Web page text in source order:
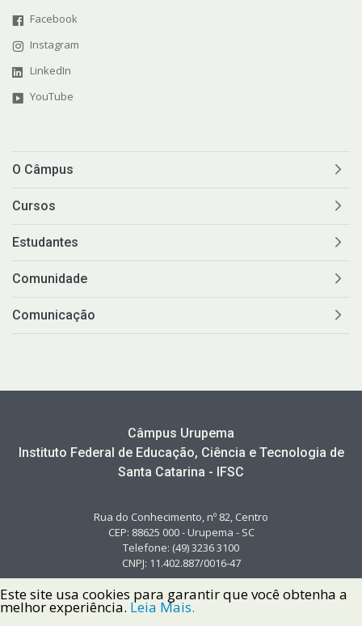
Facebook
Instagram
LinkedIn
YouTube
O Câmpus
Cursos
Estudantes
Comunidade
Comunicação
Câmpus Urupema
Instituto Federal de Educação, Ciência e Tecnologia de
Santa Catarina - IFSC
Rua do Conhecimento, nº 82, Centro
CEP: 88625 000 - Urupema - SC
Telefone: (49) 3236 3100
CNPJ: 11.402.887/0016-47
Este site usa cookies para garantir que você obtenha a
melhor experiência. Leia Mais.